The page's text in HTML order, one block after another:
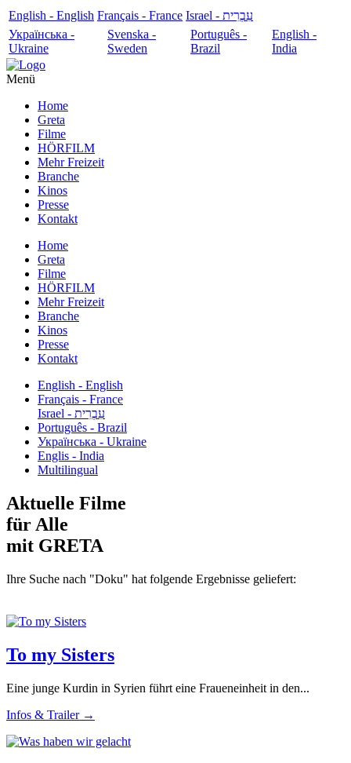
English - English Français - France
עִבְרִית - Israel
Українська -
Ukraine
Svenska -
Sweden
Português -
Brazil
English -
India
Menü
Home
Greta
Filme
HÖRFILM
Mehr Freizeit
Branche
Kinos
Presse
Kontakt
Home
Greta
Filme
HÖRFILM
Mehr Freizeit
Branche
Kinos
Presse
Kontakt
English - English
Français - France
עִבְרִית - Israel
Português - Brazil
Українська - Ukraine
Englis - India
Multilingual
Aktuelle Filme
für Alle
mit GRETA
Ihre Suche nach "Doku" hat folgende Ergebnisse geliefert:
To my Sisters
Eine junge Kurdin in Syrien führt eine Fraueneinheit in den...
Infos & Trailer →